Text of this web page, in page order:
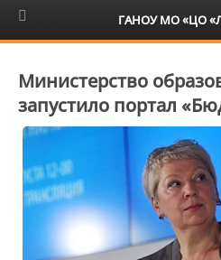
6+
Министерство
запустило портал
ГАНОУ МО «ЦО